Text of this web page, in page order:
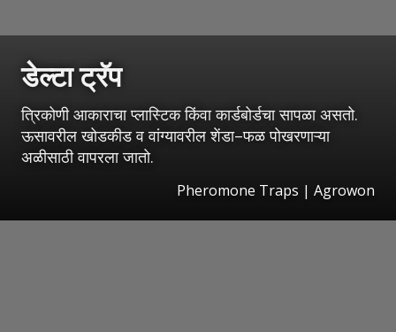
डेल्टा ट्रॅप
त्रिकोणी आकाराचा प्लास्टिक किंवा कार्डबोर्डचा सापळा असतो.
ऊसावरील खोडकीड व वांग्यावरील शेंडा–फळ पोखरणाऱ्या
अळीसाठी वापरला जातो.
Pheromone Traps | Agrowon